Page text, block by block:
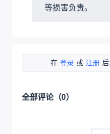
等损害负责。
在 登录 或 注册
全部评论（0）